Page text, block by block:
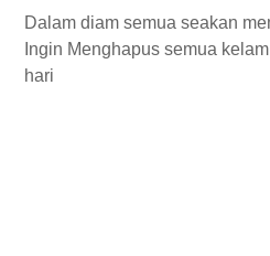
Dalam diam semua seakan
Ingin Menghapus semua
hari